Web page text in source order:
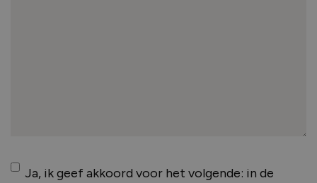
Instemming
Ja, ik geef akkoord voor het volgende: in de